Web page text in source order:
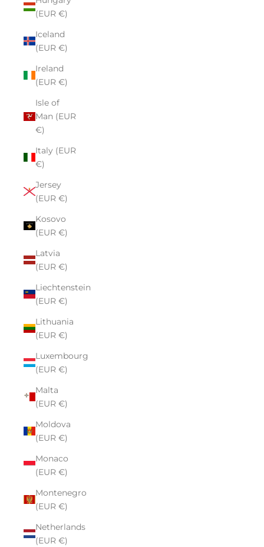
(EUR €)
Iceland
(EUR €)
Ireland
(EUR €)
Isle of
Man (EUR
€)
Italy (EUR
€)
Jersey
(EUR €)
Kosovo
(EUR €)
Latvia
(EUR €)
Liechtenstein
(EUR €)
Lithuania
(EUR €)
Luxembourg
(EUR €)
Malta
(EUR €)
Moldova
(EUR €)
Monaco
(EUR €)
Montenegro
(EUR €)
Netherlands
(EUR €)